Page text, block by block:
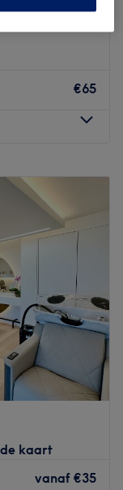
€65
09:00
–19:00
19:00
09:00 –19:00
09:00
Gesloten
situé à
du marais
kaart
vanaf €35